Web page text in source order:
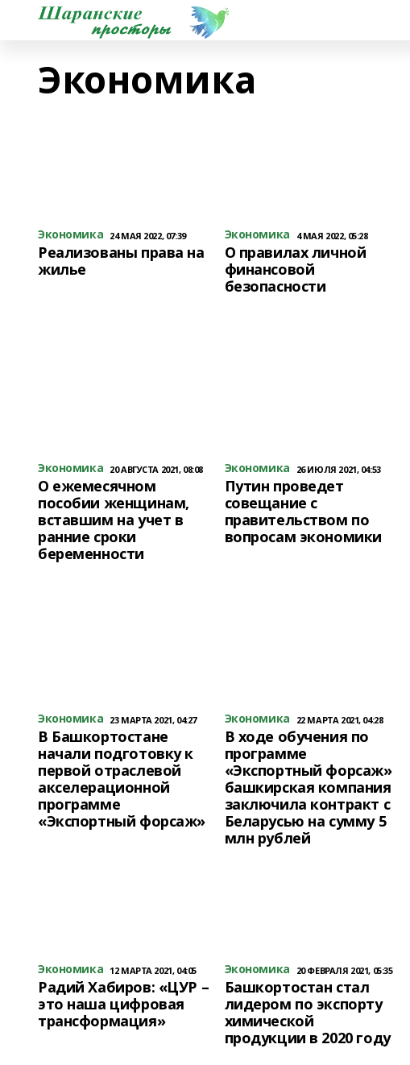
Экономика
Экономика 24 МАЯ 2022, 07:39
Реализованы права на
жилье
Экономика 4 МАЯ 2022, 05:28
О правилах личной
финансовой
безопасности
Экономика 20 АВГУСТА 2021, 08:08
О ежемесячном
пособии женщинам,
вставшим на учет в
ранние сроки
беременности
Экономика 26 ИЮЛЯ 2021, 04:53
Путин проведет
совещание с
правительством по
вопросам экономики
Экономика 23 МАРТА 2021, 04:27
В Башкортостане
начали подготовку к
первой отраслевой
акселерационной
программе
«Экспортный форсаж»
Экономика 22 МАРТА 2021, 04:28
В ходе обучения по
программе
«Экспортный форсаж»
башкирская компания
заключила контракт с
Беларусью на сумму 5
млн рублей
Экономика 12 МАРТА 2021, 04:05
Радий Хабиров: «ЦУР –
это наша цифровая
трансформация»
Экономика 20 ФЕВРАЛЯ 2021, 05:35
Башкортостан стал
лидером по экспорту
химической
продукции в 2020 году